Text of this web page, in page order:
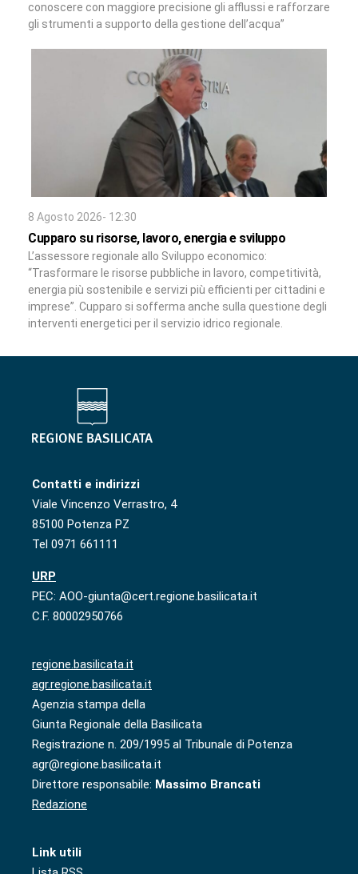
conoscere con maggiore precisione gli afflussi e rafforzare
gli strumenti a supporto della gestione dell’acqua”
8 Agosto 2026- 12:30
Cupparo su risorse, lavoro, energia e sviluppo
L’assessore regionale allo Sviluppo economico:
“Trasformare le risorse pubbliche in lavoro, competitività,
energia più sostenibile e servizi più efficienti per cittadini e
imprese”. Cupparo si sofferma anche sulla questione degli
interventi energetici per il servizio idrico regionale.
Contatti e indirizzi
Viale Vincenzo Verrastro, 4
85100 Potenza PZ
Tel 0971 661111
URP
PEC: AOO-giunta@cert.regione.basilicata.it
C.F. 80002950766
regione.basilicata.it
agr.regione.basilicata.it
Agenzia stampa della
Giunta Regionale della Basilicata
Registrazione n. 209/1995 al Tribunale di Potenza
agr@regione.basilicata.it
Direttore responsabile: Massimo Brancati
Redazione
Link utili